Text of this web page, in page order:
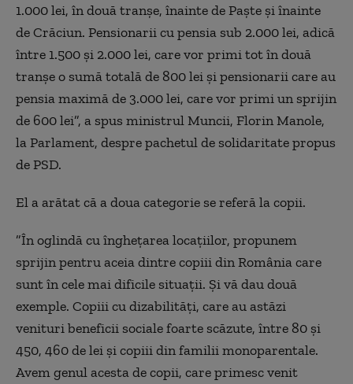
1.000 lei, în două tranşe, înainte de Paşte şi înainte
de Crăciun. Pensionarii cu pensia sub 2.000 lei, adică
între 1.500 şi 2.000 lei, care vor primi tot în două
tranşe o sumă totală de 800 lei şi pensionarii care au
pensia maximă de 3.000 lei, care vor primi un sprijin
de 600 lei”, a spus ministrul Muncii, Florin Manole,
la Parlament, despre pachetul de solidaritate propus
de PSD.
El a arătat că a doua categorie se referă la copii.
”În oglindă cu îngheţarea locaţiilor, propunem
sprijin pentru aceia dintre copiii din România care
sunt în cele mai dificile situaţii. Şi vă dau două
exemple. Copiii cu dizabilităţi, care au astăzi
venituri beneficii sociale foarte scăzute, între 80 şi
450, 460 de lei şi copiii din familii monoparentale.
Avem genul acesta de copii, care primesc venit